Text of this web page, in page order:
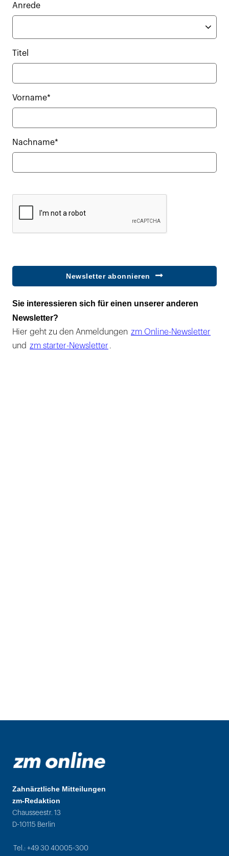
Anrede
Titel
Vorname*
Nachname*
Newsletter abonnieren
Sie interessieren sich für einen unserer anderen
Newsletter?
Hier geht zu den Anmeldungen zm Online-Newsletter
und zm starter-Newsletter .
Zahnärztliche Mitteilungen
zm-Redaktion
Chausseestr. 13
D-10115 Berlin
Tel.: +49 30 40005-300